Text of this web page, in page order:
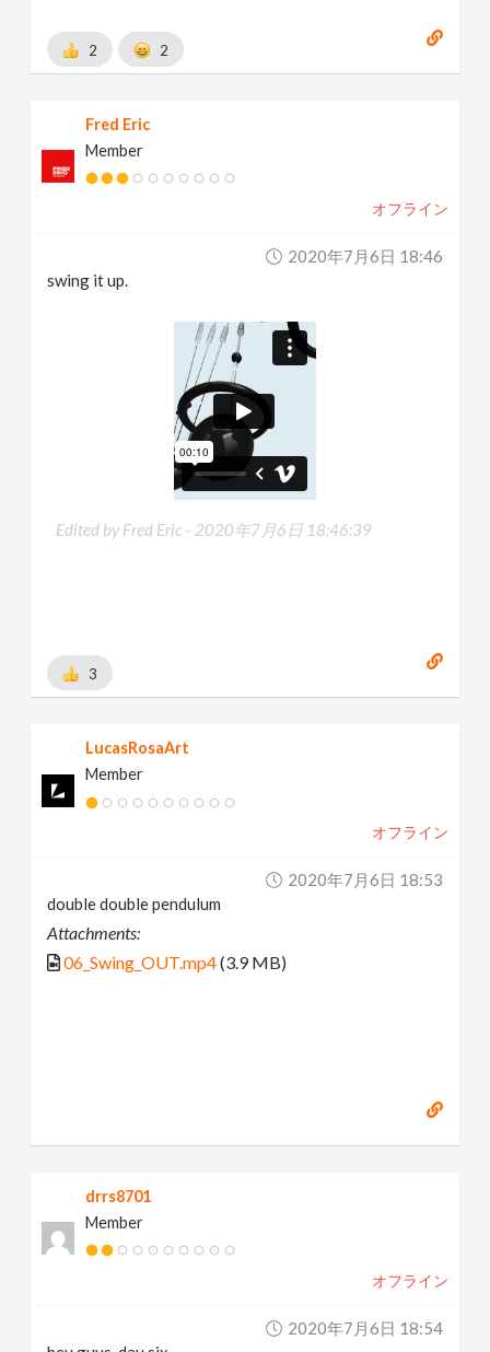
2 2
Fred Eric
Member
オフライン
2020年7月6日 18:46
swing it up.
Edited by Fred Eric - 2020年7月6日 18:46:39
3
LucasRosaArt
Member
オフライン
2020年7月6日 18:53
double double pendulum
Attachments:
06_Swing_OUT.mp4(3.9 MB)
drrs8701
Member
オフライン
2020年7月6日 18:54